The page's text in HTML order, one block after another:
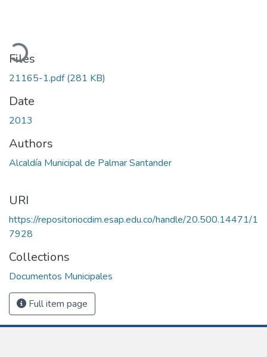
Files
21165-1.pdf(281 KB)
Date
2013
Authors
Alcaldía Municipal de Palmar Santander
URI
https://repositoriocdim.esap.edu.co/handle/20.500.14471/1
7928
Collections
Documentos Municipales
Full item page